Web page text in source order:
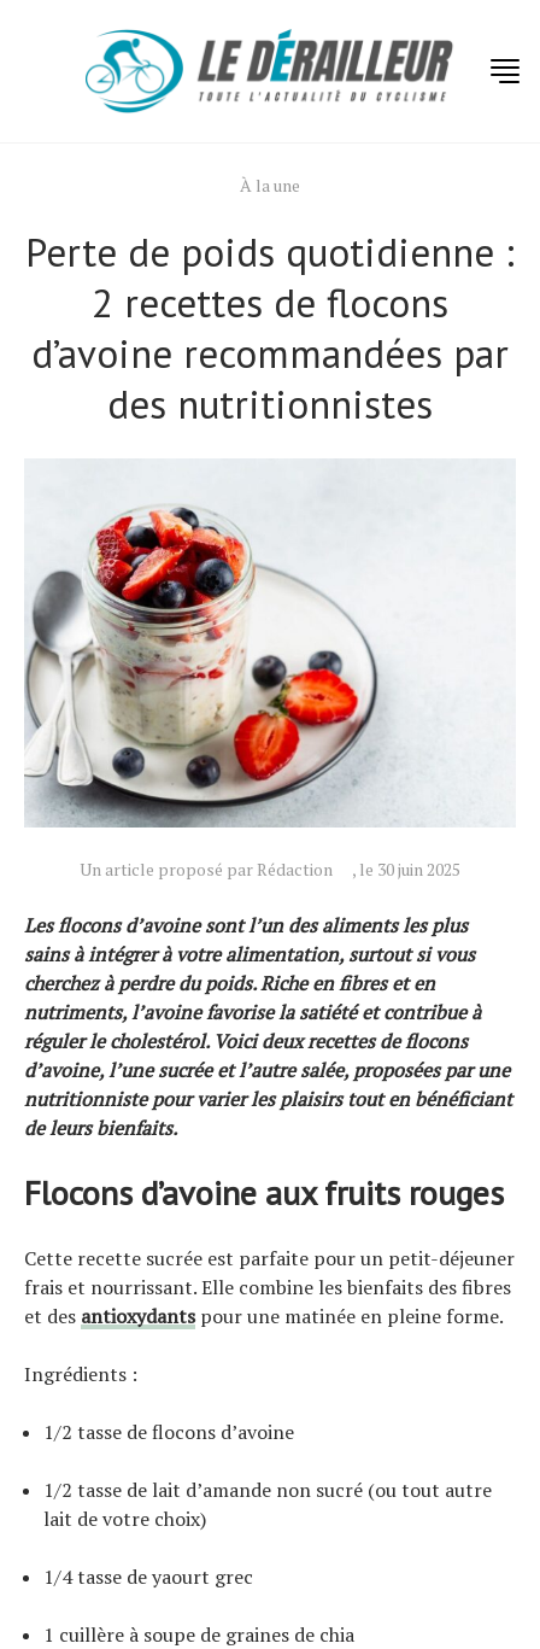
À la une
Perte de poids quotidienne :
2 recettes de flocons
d’avoine recommandées par
des nutritionnistes
Un article proposé par Rédaction , le 30 juin 2025
Les flocons d’avoine sont l’un des aliments les plus
sains à intégrer à votre alimentation, surtout si vous
cherchez à perdre du poids. Riche en fibres et en
nutriments, l’avoine favorise la satiété et contribue à
réguler le cholestérol. Voici deux recettes de flocons
d’avoine, l’une sucrée et l’autre salée, proposées par une
nutritionniste pour varier les plaisirs tout en bénéficiant
de leurs bienfaits.
Flocons d’avoine aux fruits rouges
Cette recette sucrée est parfaite pour un petit-déjeuner
frais et nourrissant. Elle combine les bienfaits des fibres
et des antioxydantspour une matinée en pleine forme.
Ingrédients :
1/2 tasse de flocons d’avoine
1/2 tasse de lait d’amande non sucré (ou tout autre
lait de votre choix)
1/4 tasse de yaourt grec
1 cuillère à soupe de graines de chia
Technologies
Tests de produits
Tendances
À propos